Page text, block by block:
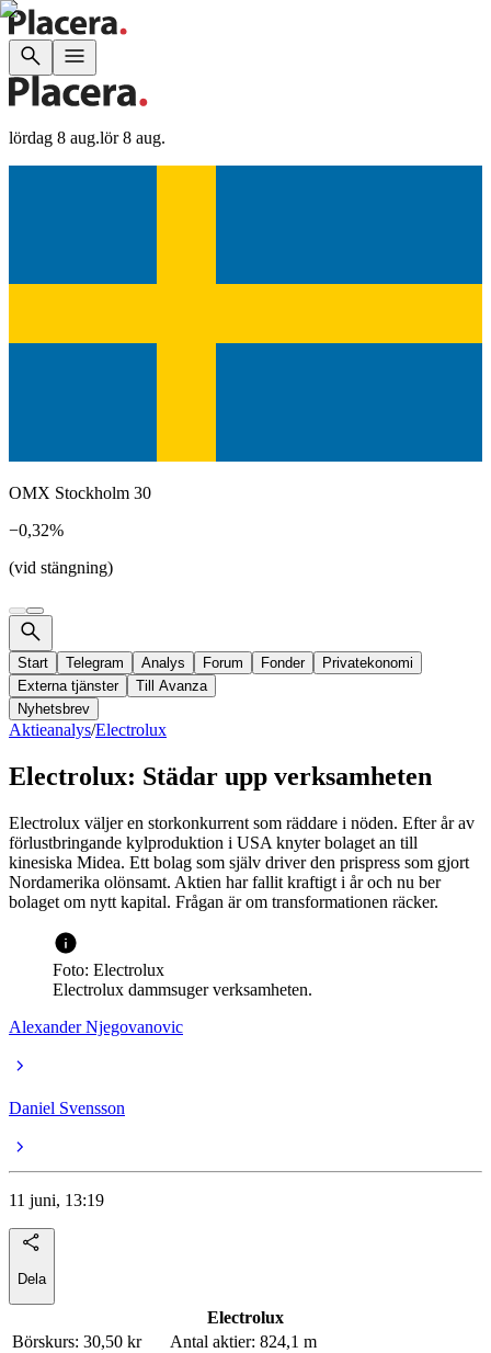
lördag 8 aug.lör 8 aug.
OMX Stockholm 30
−0,32%
(vid stängning)
Start Telegram Analys Forum Fonder
Privatekonomi
Externa tjänster
Till Avanza
Nyhetsbrev
Aktieanalys/Electrolux
Electrolux: Städar upp verksamheten
Electrolux väljer en storkonkurrent som räddare i nöden. Efter år av
förlustbringande kylproduktion i USA knyter bolaget an till
kinesiska Midea. Ett bolag som själv driver den prispress som gjort
Nordamerika olönsamt. Aktien har fallit kraftigt i år och nu ber
bolaget om nytt kapital. Frågan är om transformationen räcker.
Foto: Electrolux
Electrolux dammsuger verksamheten.
Alexander Njegovanovic
Daniel Svensson
11 juni, 13:19
Dela
Electrolux
Börskurs: 30,50 kr
Antal aktier: 824,1 m